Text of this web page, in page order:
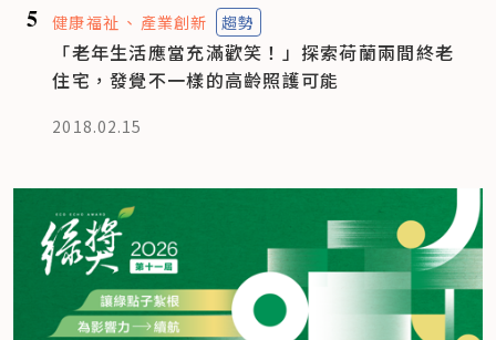
5 健康福祉 產業創新 趨勢
「老年生活應當充滿歡笑！」探索荷蘭兩間終老
住宅，發覺不一樣的高齡照護可能
2018.02.15